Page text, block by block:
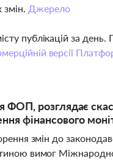
Джерело
публікацій за
версії
розглядає
фінансового
змін до
вимог